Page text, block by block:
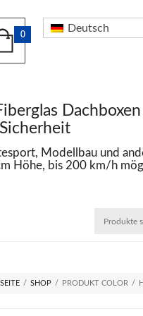
Deutsch
0
Dachboxen
Modellbau und
bis 200 km/h
/ SHOP / PRODUKT COLOR /